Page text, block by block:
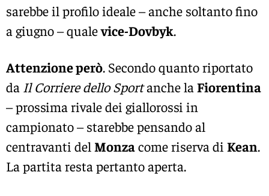
sarebbe il profilo ideale – anche soltanto fino
a giugno – qualevice-Dovbyk.
Attenzione però. Secondo quanto riportato
da Il Corriere dello Sportanche la Fiorentina
– prossima rivale dei giallorossi in
campionato – starebbe pensando al
centravanti del Monzacome riserva di Kean.
La partita resta pertanto aperta.